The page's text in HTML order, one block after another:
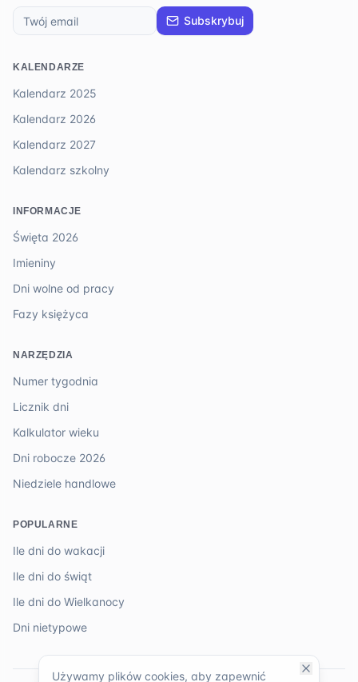
Subskrybuj
KALENDARZE
Kalendarz 2025
Kalendarz 2026
Kalendarz 2027
Kalendarz szkolny
INFORMACJE
Święta 2026
Imieniny
Dni wolne od pracy
Fazy księżyca
NARZĘDZIA
Numer tygodnia
Licznik dni
Kalkulator wieku
Dni robocze 2026
Niedziele handlowe
POPULARNE
Ile dni do wakacji
Ile dni do świąt
Ile dni do Wielkanocy
Dni nietypowe
Używamy plików cookies, aby zapewnić